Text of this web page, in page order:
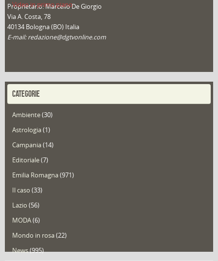
Video in primo piano
Proprietario: Marcello De Giorgio
Via A. Costa, 78
40134 Bologna (BO) Italia
E-mail: redazione@dgtvonline.com
CATEGORIE
Ambiente(30)
Astrologia(1)
Campania(14)
Editoriale(7)
Emilia Romagna(971)
Il caso (33)
Lazio (56)
MODA(6)
Mondo in rosa(22)
News(995)